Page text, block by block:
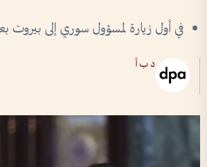
في أول زيارة لمسؤول سوري إلى بيروت
د ب أ